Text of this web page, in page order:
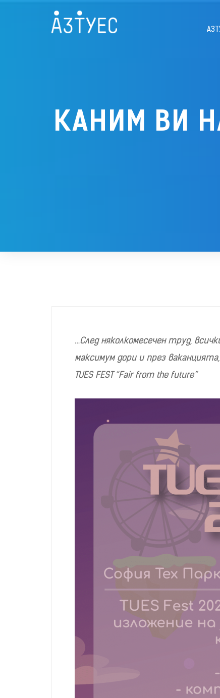
КАНИМ ВИ НА
…След няколкомесечен труд,
максимум дори и през
TUES FEST “Fair from the future”